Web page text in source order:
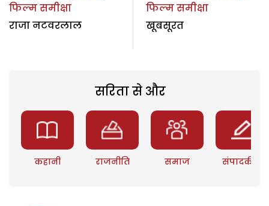
फिल्म समीक्षा
राजा नटवरलाल
फिल्म समीक्षा
खूबसूरत
सरिता से और
कहानी राजनीति समाज संपादकीय